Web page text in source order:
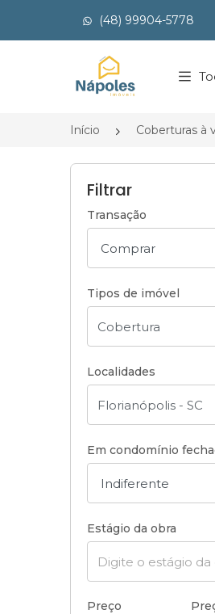
(48) 99904-5778
Página inicial
Início Coberturas à
Filtrar
Transação
Tipos de imóvel
Localidades
Em condomínio
Estágio da obra
Preço